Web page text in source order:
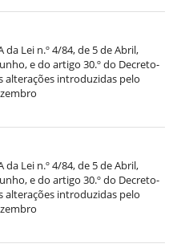
Lei n.º 4/84, de 5 de Abril,
e do artigo 30.º do Decreto-
alterações introduzidas pelo
Lei n.º 4/84, de 5 de Abril,
e do artigo 30.º do Decreto-
alterações introduzidas pelo